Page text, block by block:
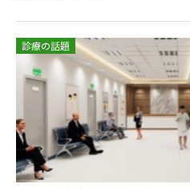
診療の話題